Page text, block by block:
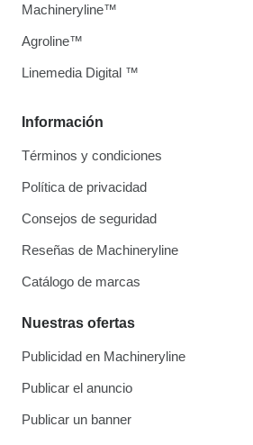
Información
Términos y condiciones
Política de privacidad
Consejos de seguridad
Reseñas de Machineryline
Catálogo de marcas
Nuestras ofertas
Publicidad en Machineryline
Publicar el anuncio
Publicar un banner
Machineryline™
Agroline™
Linemedia Digital ™